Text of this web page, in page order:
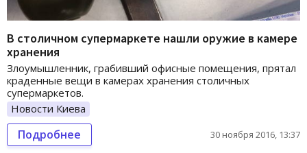
В столичном супермаркете нашли оружие в камере
хранения
Злоумышленник, грабивший офисные помещения, прятал
краденные вещи в камерах хранения столичных
супермаркетов.
Новости Киева
Подробнее 30 ноября 2016, 13:37